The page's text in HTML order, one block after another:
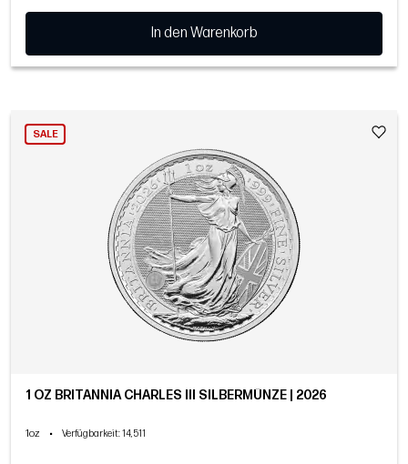
In den Warenkorb
SALE
1 OZ BRITANNIA CHARLES III SILBERMÜNZE | 2026
1oz • Verfügbarkeit: 14,511